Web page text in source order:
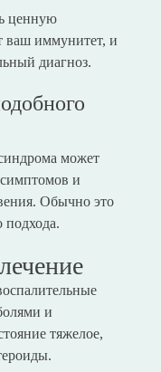
ценную
ваш иммунитет, и
диагноз.
может
и
Обычно это
подхода.
и
тяжелое,